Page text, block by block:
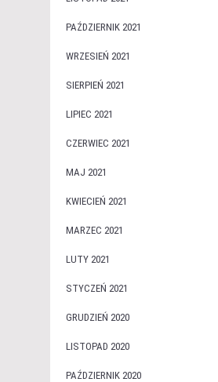
PAŹDZIERNIK 2021
WRZESIEŃ 2021
SIERPIEŃ 2021
LIPIEC 2021
CZERWIEC 2021
MAJ 2021
KWIECIEŃ 2021
MARZEC 2021
LUTY 2021
STYCZEŃ 2021
GRUDZIEŃ 2020
LISTOPAD 2020
PAŹDZIERNIK 2020